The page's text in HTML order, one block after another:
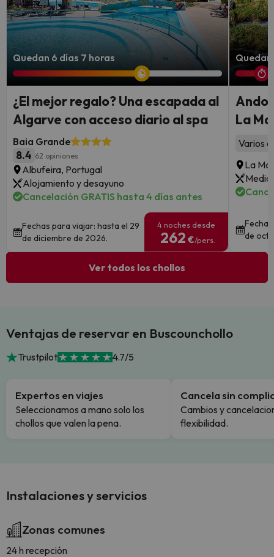
Quedan 6 días 7 horas
¿El mejor regalo? Una escapada al
Algarve con acceso diario al spa
Baia Grande
8.4 62 opiniones
Albufeira, Portugal
Alojamiento y desayuno
Cancelación GRATIS hasta 4 días antes
Fechas para viajar: hasta el 29
de diciembre de 2026.
4 noches desde
262 €/pers.
La
Varios
La
Media
de
Ver todos los chollos
Ventajas de reservar en Buscounchollo
Trustpilot 4.7/5
Expertos en viajes
Seleccionamos a mano solo los
chollos que valen la pena.
Cancela sin
Cambios y
flexibilidad.
Instalaciones y servicios
Zonas comunes
24 h recepción